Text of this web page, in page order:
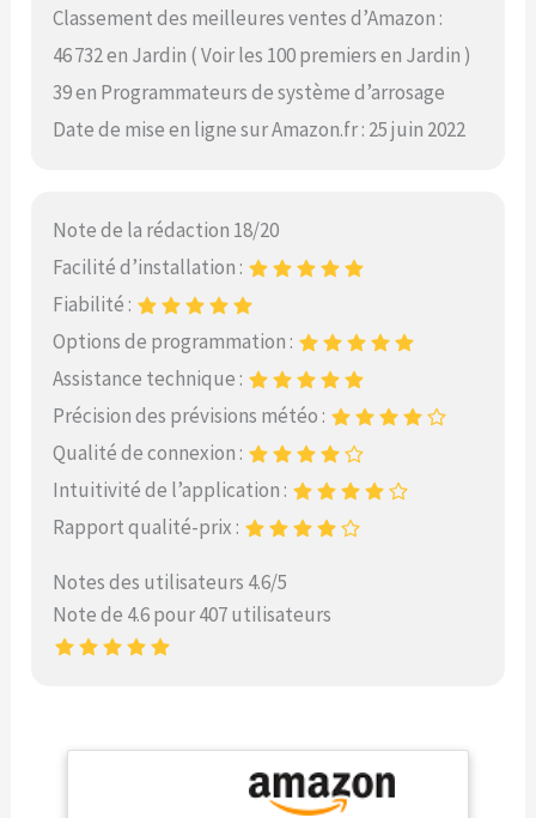
Classement des meilleures ventes d’Amazon :
46 732 en Jardin ( Voir les 100 premiers en Jardin )
39 en Programmateurs de système d’arrosage
Date de mise en ligne sur Amazon.fr : 25 juin 2022
Note de la rédaction 18/20
Facilité d’installation :
Fiabilité :
Options de programmation :
Assistance technique :
Précision des prévisions météo :
Qualité de connexion :
Intuitivité de l’application :
Rapport qualité-prix :
Notes des utilisateurs 4.6/5
Note de 4.6 pour 407 utilisateurs